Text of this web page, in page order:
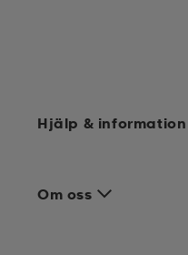
Hjälp & information
Om oss